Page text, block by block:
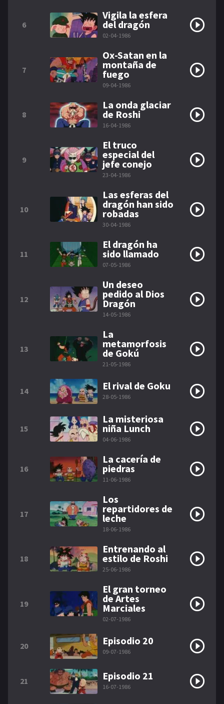
6
Vigila la esfera
del dragón
02-04-1986
7
Ox-Satan en la
montaña de
fuego
09-04-1986
8
La onda glaciar
de Roshi
16-04-1986
9
El truco
especial del
jefe conejo
23-04-1986
10
Las esferas del
dragón han sido
robadas
30-04-1986
11
El dragón ha
sido llamado
07-05-1986
12
Un deseo
pedido al Dios
Dragón
14-05-1986
13
La
metamorfosis
de Gokú
21-05-1986
14 El rival de Goku
28-05-1986
15
La misteriosa
niña Lunch
04-06-1986
16
La cacería de
piedras
11-06-1986
17
Los
repartidores de
leche
18-06-1986
18
Entrenando al
estilo de Roshi
25-06-1986
19
El gran torneo
de Artes
Marciales
02-07-1986
20 Episodio 20
09-07-1986
21 Episodio 21
16-07-1986